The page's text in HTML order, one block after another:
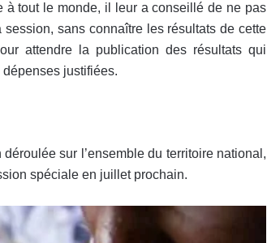
à tout le monde, il leur a conseillé de ne pas
sans connaître les résultats de cette
attendre la publication des résultats qui
justifiées.
sur l’ensemble du territoire national,
spéciale en juillet prochain.